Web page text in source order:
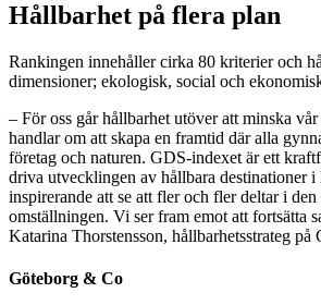
Hållbarhet på flera plan
Rankingen innehåller cirka 80 kriterier och
dimensioner; ekologisk, social och
– För oss går hållbarhet utöver att minska
handlar om att skapa en framtid där alla
företag och naturen. GDS-indexet är ett
driva utvecklingen av hållbara destinationer i
inspirerande att se att fler och fler deltar i
omställningen. Vi ser fram emot att fortsätta
Katarina Thorstensson, hållbarhetsstrateg på
Göteborg & Co